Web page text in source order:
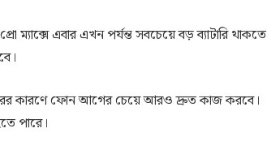
ম্যাক্সে এবার এখন পর্যন্ত সবচেয়ে বড় ব্যাটারি থাকতে
কারণে ফোন আগের চেয়ে আরও দ্রুত কাজ করবে।
পারে।